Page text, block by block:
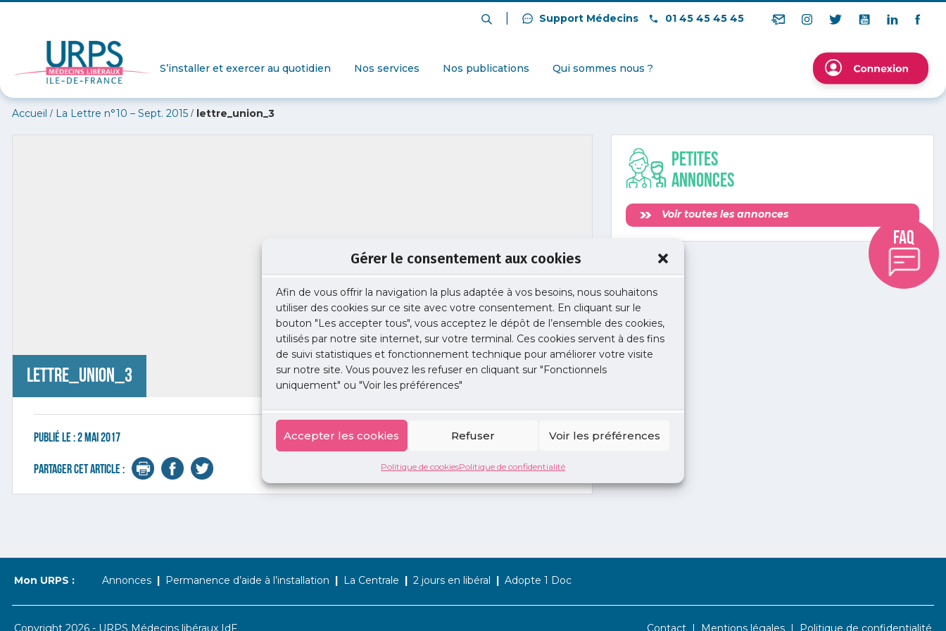
Gérer le consentement aux cookies
Afin de vous offrir la navigation la plus adaptée à vos besoins, nous souhaitons
utiliser des cookies sur ce site avec votre consentement. En cliquant sur le
bouton "Les accepter tous", vous acceptez le dépôt de l’ensemble des cookies,
utilisés par notre site internet, sur votre terminal. Ces cookies servent à des fins
de suivi statistiques et fonctionnement technique pour améliorer votre visite
sur notre site. Vous pouvez les refuser en cliquant sur "Fonctionnels
uniquement" ou "Voir les préférences"
Accepter les cookies Refuser Voir les préférences
Politique de cookiesPolitique de confidentialité
Support Médecins 01 45 45 45 45
S’installer et exercer au quotidien Nos services Nos publications Qui sommes nous ?
Accueil / La Lettre n°10 – Sept. 2015 / lettre_union_3
lettre_union_3
Publié le :2 mai 2017
Partager cet article :
Petites
annonces
Voir toutes les annonces
Mon URPS : Annonces Permanence d’aide à l’installation La Centrale 2 jours en libéral Adopte 1 Doc
Copyright 2026 - URPS Médecins libéraux IdF Contact Mentions légales Politique de confidentialité